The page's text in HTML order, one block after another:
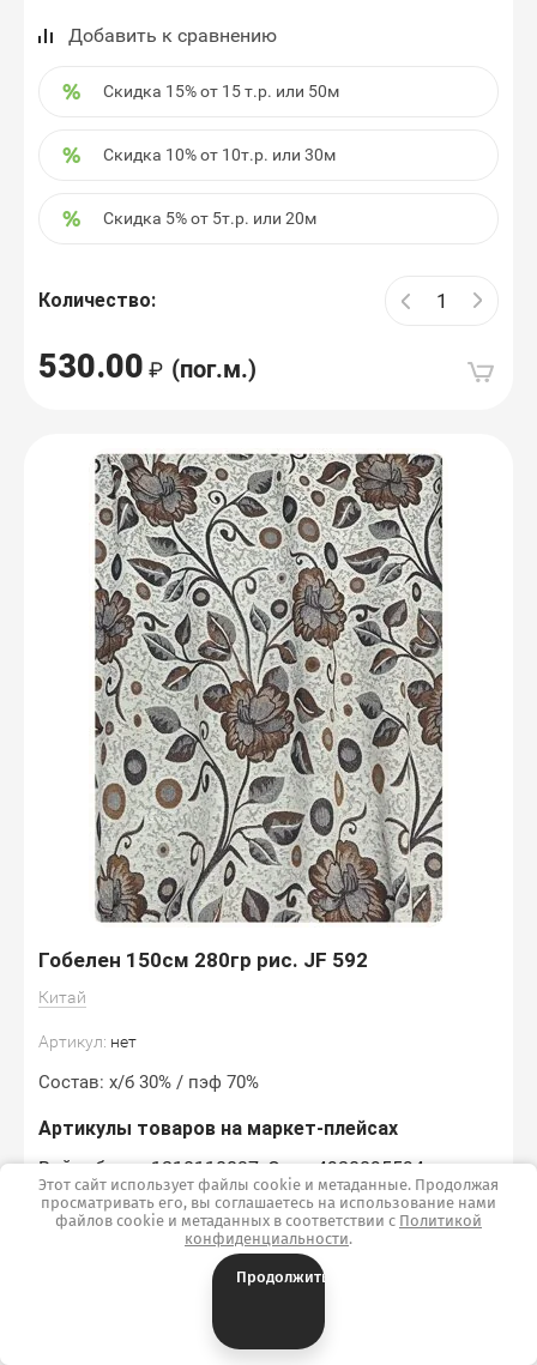
Добавить к сравнению
Скидка 15% от 15 т.р. или 50м
Скидка 10% от 10т.р. или 30м
Скидка 5% от 5т.р. или 20м
Количество:
530.00 (пог.м.)
Гобелен 150см 280гр рис. JF 592
Китай
Артикул: нет
Состав: х/б 30% / пэф 70%
Артикулы товаров на маркет-плейсах
Вайлдбериз 1218110037, Озон 4920095594,
Яндекс-маркет 5901425697
Добавить к сравнению
Этот сайт использует файлы cookie и метаданные. Продолжая
просматривать его, вы соглашаетесь на использование нами
файлов cookie и метаданных в соответствии с Политикой
конфиденциальности.
Продолжить